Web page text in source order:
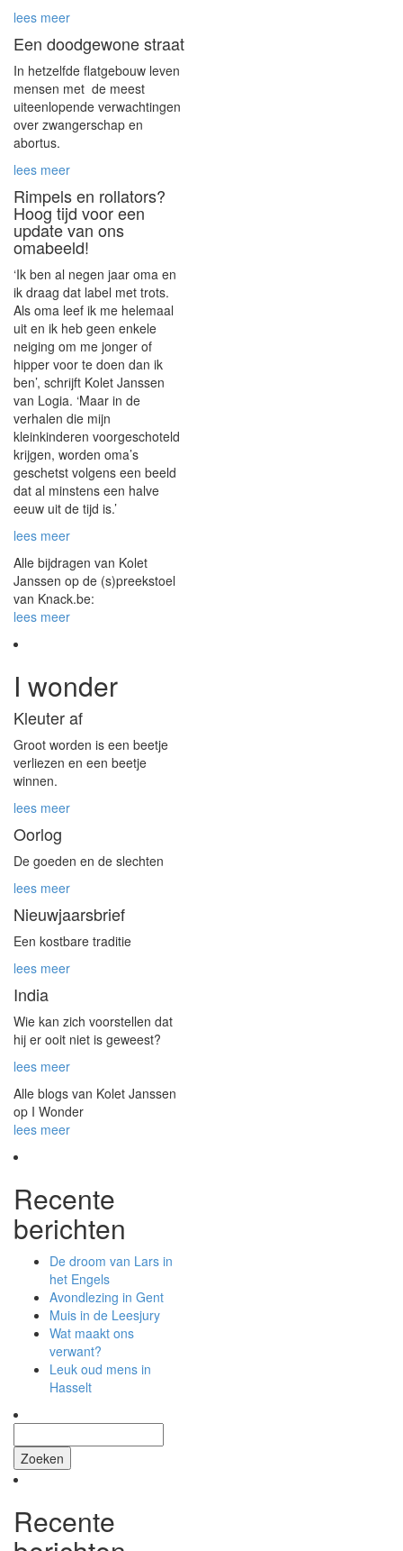
lees meer
Een doodgewone straat
In hetzelfde flatgebouw leven
mensen met de meest
uiteenlopende verwachtingen
over zwangerschap en
abortus.
lees meer
Rimpels en rollators?
Hoog tijd voor een
update van ons
omabeeld!
‘Ik ben al negen jaar oma en
ik draag dat label met trots.
Als oma leef ik me helemaal
uit en ik heb geen enkele
neiging om me jonger of
hipper voor te doen dan ik
ben’, schrijft Kolet Janssen
van Logia. ‘Maar in de
verhalen die mijn
kleinkinderen voorgeschoteld
krijgen, worden oma’s
geschetst volgens een beeld
dat al minstens een halve
eeuw uit de tijd is.’
lees meer
Alle bijdragen van Kolet
Janssen op de (s)preekstoel
van Knack.be:
lees meer
I wonder
Kleuter af
Groot worden is een beetje
verliezen en een beetje
winnen.
lees meer
Oorlog
De goeden en de slechten
lees meer
Nieuwjaarsbrief
Een kostbare traditie
lees meer
India
Wie kan zich voorstellen dat
hij er ooit niet is geweest?
lees meer
Alle blogs van Kolet Janssen
op I Wonder
lees meer
Recente
berichten
De droom van Lars in
het Engels
Avondlezing in Gent
Muis in de Leesjury
Wat maakt ons
verwant?
Leuk oud mens in
Hasselt
naar:
Recente